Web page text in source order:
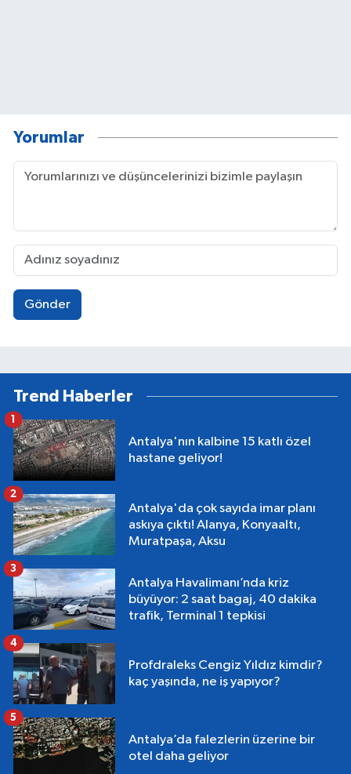
Yorumlar
Gönder
Trend Haberler
Antalya'nın kalbine 15 katlı özel
hastane geliyor!
1
Antalya'da çok sayıda imar planı
askıya çıktı! Alanya, Konyaaltı,
Muratpaşa, Aksu
2
Antalya Havalimanı’nda kriz
büyüyor: 2 saat bagaj, 40 dakika
trafik, Terminal 1 tepkisi
3
Profdraleks Cengiz Yıldız kimdir?
kaç yaşında, ne iş yapıyor?
4
Antalya’da falezlerin üzerine bir
otel daha geliyor
5